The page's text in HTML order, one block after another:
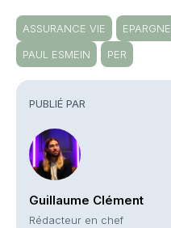
PUBLIÉ PAR
Guillaume Clément
Rédacteur en chef
ASSURANCE VIE EPARGNE
PAUL ESMEIN
PER